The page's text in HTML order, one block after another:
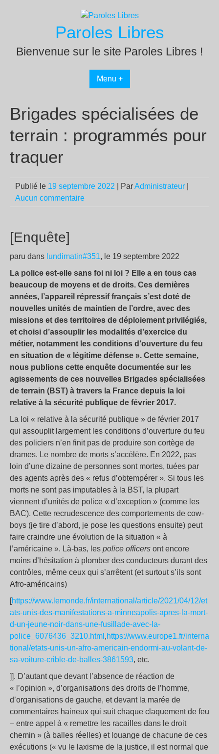
Paroles Libres
Bienvenue sur le site Paroles Libres !
Menu +
Brigades spécialisées de
terrain : programmés pour
traquer
Publié le 19 septembre 2022 | ParAdministrateur
Aucun commentaire
[Enquête]
paru dans lundimatin#351, le 19 septembre 2022
La police est-elle sans foi ni loi ? Elle a en tous cas
beaucoup de moyens et de droits. Ces dernières
années, l’appareil répressif français s’est doté de
nouvelles unités de maintien de l’ordre, avec des
missions et des territoires de déploiement privilégiés,
et choisi d’assouplir les modalités d’exercice du
métier, notamment les conditions d’ouverture du feu
en situation de « légitime défense ». Cette semaine,
nous publions cette enquête documentée sur les
agissements de ces nouvelles Brigades spécialisées
de terrain (BST) à travers la France depuis la loi
relative à la sécurité publique de février 2017.
La loi « relative à la sécurité publique » de février 2017
qui assouplit largement les conditions d’ouverture du feu
des policiers n’en finit pas de produire son cortège de
drames. Le nombre de morts s’accélère. En 2022, pas
loin d’une dizaine de personnes sont mortes, tuées par
des agents après des « refus d’obtempérer ». Si tous les
morts ne sont pas imputables à la BST, la plupart
viennent d’unités de police « d’exception » (comme les
BAC). Cette recrudescence des comportements de cow-
boys (je tire d’abord, je pose les questions ensuite) peut
faire craindre une évolution de la situation « à
l’américaine ». Là-bas, les police officers ont encore
moins d’hésitation à plomber des conducteurs durant des
contrôles, même ceux qui s’arrêtent (et surtout s’ils sont
Afro-américains)
[https://www.lemonde.fr/international/article/2021/04/12/et
ats-unis-des-manifestations-a-minneapolis-apres-la-mort-
d-un-jeune-noir-dans-une-fusillade-avec-la-
police_6076436_3210.html ,https://www.europe1.fr/interna
tional/etats-unis-un-afro-americain-endormi-au-volant-de-
sa-voiture-crible-de-balles-3861593, etc.
]]. D’autant que devant l’absence de réaction de
« l’opinion », d’organisations des droits de l’homme,
d’organisations de gauche, et devant la marée de
commentaires haineux qui suit chaque claquement de feu
– entre appel à « remettre les racailles dans le droit
chemin » (à balles réelles) et louange de chacune de ces
exécutions (« vu le laxisme de la justice, il est normal que